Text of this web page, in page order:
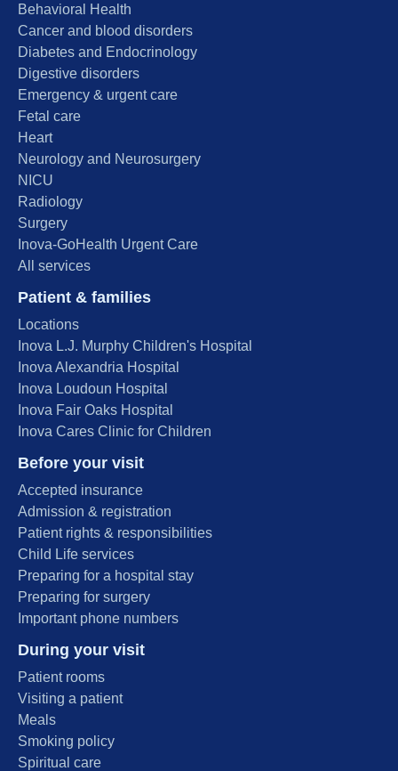
Behavioral Health
Cancer and blood disorders
Diabetes and Endocrinology
Digestive disorders
Emergency & urgent care
Fetal care
Heart
Neurology and Neurosurgery
NICU
Radiology
Surgery
Inova-GoHealth Urgent Care
All services
Patient & families
Locations
Inova L.J. Murphy Children's Hospital
Inova Alexandria Hospital
Inova Loudoun Hospital
Inova Fair Oaks Hospital
Inova Cares Clinic for Children
Before your visit
Accepted insurance
Admission & registration
Patient rights & responsibilities
Child Life services
Preparing for a hospital stay
Preparing for surgery
Important phone numbers
During your visit
Patient rooms
Visiting a patient
Meals
Smoking policy
Spiritual care